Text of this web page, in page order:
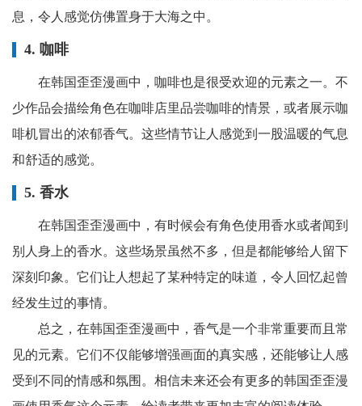
息，令人感觉仿佛置身于大海之中。
4. 咖啡
在韩国歪歪漫画中，咖啡也是很受欢迎的元素之一。不
少作品会描绘角色在咖啡店里品尝咖啡的情景，或者展示咖
啡机冒出的浓郁香气。这些情节让人感觉到一股温暖的气息
和舒适的感觉。
5. 香水
在韩国歪歪漫画中，有时候会有角色使用香水或者闻到
别人身上的香水。这些场景虽然不多，但是都能够给人留下
深刻印象。它们让人想起了某种特定的味道，令人回忆起曾
经发生过的事情。
总之，在韩国歪歪漫画中，香气是一个非常重要而且常
见的元素。它们不仅能够增强画面的真实感，还能够让人感
受到不同的情感和氛围。相信未来还会有更多的韩国歪歪漫